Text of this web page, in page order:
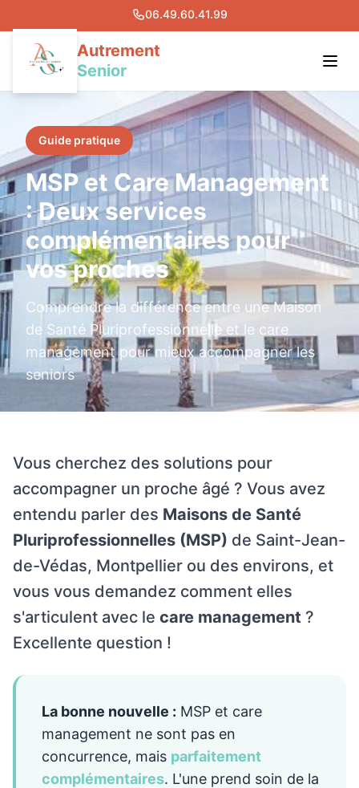
06.49.60.41.99
Autrement
Senior
Notre Solution
Actualités
Presse
Devenir Care Manager
Ouvrez votre Agence
Notre centre de formation
Nous Contacter
Guide pratique
MSP et Care Management
: Deux services
complémentaires pour
vos proches
Comprendre la différence entre une Maison
de Santé Pluriprofessionnelle et le care
management pour mieux accompagner les
seniors
Vous cherchez des solutions pour
accompagner un proche âgé ? Vous avez
entendu parler des Maisons de Santé
Pluriprofessionnelles (MSP) de Saint-Jean-
de-Védas, Montpellier ou des environs, et
vous vous demandez comment elles
s'articulent avec le care management ?
Excellente question !
La bonne nouvelle : MSP et care
management ne sont pas en
concurrence, mais parfaitement
complémentaires. L'une prend soin de la